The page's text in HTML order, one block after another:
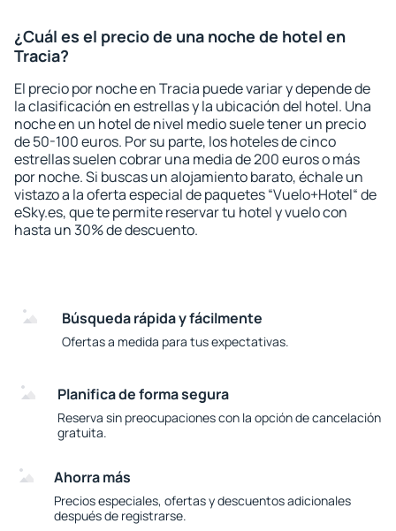
¿Cuál es el precio de una noche de hotel en
Tracia?
El precio por noche en Tracia puede variar y depende de
la clasificación en estrellas y la ubicación del hotel. Una
noche en un hotel de nivel medio suele tener un precio
de 50-100 euros. Por su parte, los hoteles de cinco
estrellas suelen cobrar una media de 200 euros o más
por noche. Si buscas un alojamiento barato, échale un
vistazo a la oferta especial de paquetes “Vuelo+Hotel“ de
eSky.es, que te permite reservar tu hotel y vuelo con
hasta un 30% de descuento.
Búsqueda rápida y fácilmente
Ofertas a medida para tus expectativas.
Planifica de forma segura
Reserva sin preocupaciones con la opción de cancelación
gratuita.
Ahorra más
Precios especiales, ofertas y descuentos adicionales
después de registrarse.